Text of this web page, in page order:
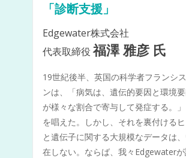
「診断支援」
Edgewater株式会社
代表取締役福澤 雅彦 氏
19世紀後半、英国の科学者フランシ
ンは、「病気は、遺伝的要因と環境
が様々な割合で寄与して発症する。
を唱えた。しかし、それを裏付ける
と遺伝子に関する大規模なデータは
在しない。ならば、我々Edgewater